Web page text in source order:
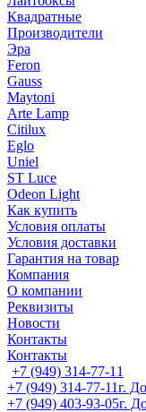
Квадратные
Производители
Эра
Feron
Gauss
Maytoni
Arte Lamp
Citilux
Eglo
Uniel
ST Luce
Odeon Light
Как купить
Условия оплаты
Условия доставки
Гарантия на товар
Компания
О компании
Реквизиты
Новости
Контакты
Контакты
+7 (949) 314-77-11
+7 (949) 314-77-11г.
+7 (949) 403-93-05г.